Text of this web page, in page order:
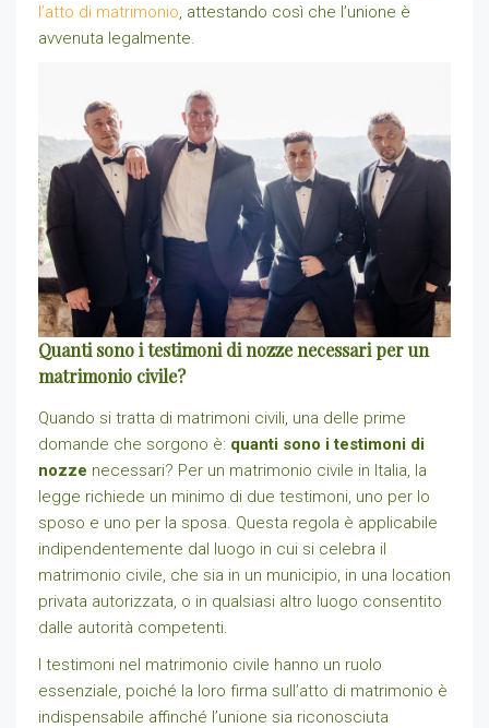
l’atto di matrimonio, attestando così che l’unione è
avvenuta legalmente.
Quanti sono i testimoni di nozze necessari per un
matrimonio civile?
Quando si tratta di matrimoni civili, una delle prime
domande che sorgono è: quanti sono i testimoni di
nozze necessari? Per un matrimonio civile in Italia, la
legge richiede un minimo di due testimoni, uno per lo
sposo e uno per la sposa. Questa regola è applicabile
indipendentemente dal luogo in cui si celebra il
matrimonio civile, che sia in un municipio, in una location
privata autorizzata, o in qualsiasi altro luogo consentito
dalle autorità competenti.
I testimoni nel matrimonio civile hanno un ruolo
essenziale, poiché la loro firma sull’atto di matrimonio è
indispensabile affinché l’unione sia riconosciuta